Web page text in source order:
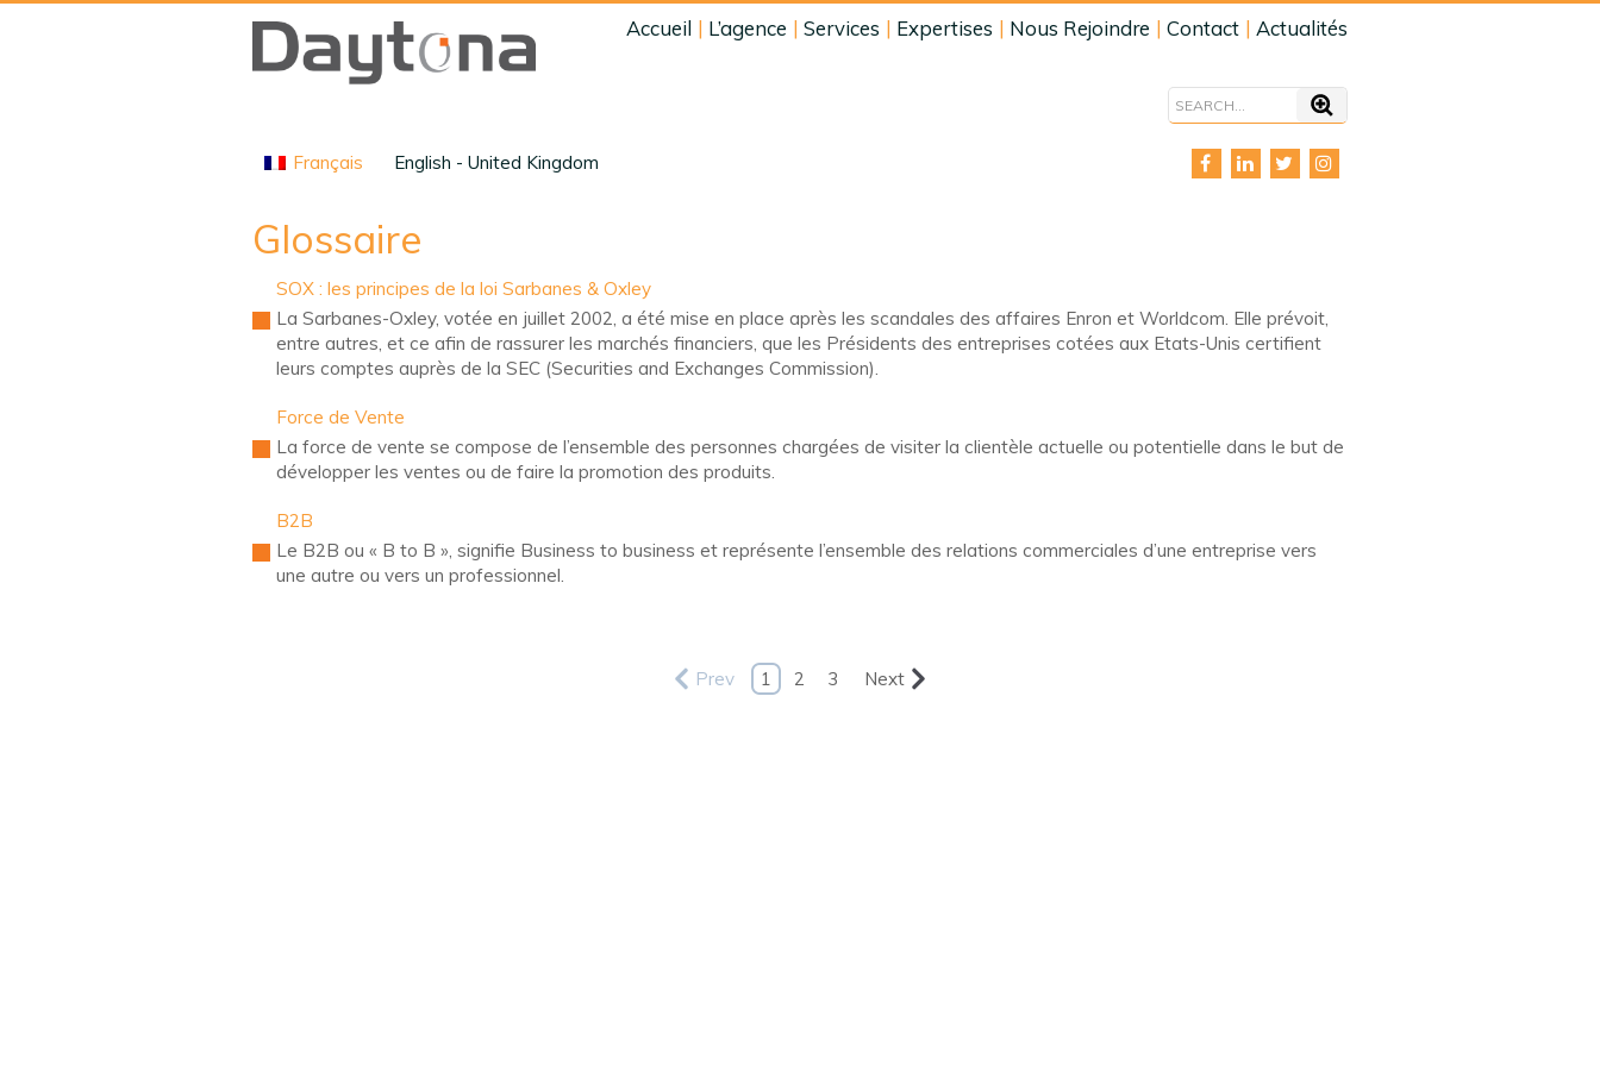
Accueil L’agence Services Expertises Nous Rejoindre Contact Actualités
Français English - United Kingdom
Glossaire
SOX : les principes de la loi Sarbanes & Oxley
La Sarbanes-Oxley, votée en juillet 2002, a été mise en place après les scandales des affaires Enron et Worldcom. Elle prévoit,
entre autres, et ce afin de rassurer les marchés financiers, que les Présidents des entreprises cotées aux Etats-Unis certifient
leurs comptes auprès de la SEC (Securities and Exchanges Commission).
Force de Vente
La force de vente se compose de l’ensemble des personnes chargées de visiter la clientèle actuelle ou potentielle dans le but de
développer les ventes ou de faire la promotion des produits.
B2B
Le B2B ou « B to B », signifie Business to business et représente l’ensemble des relations commerciales d’une entreprise vers
une autre ou vers un professionnel.
Prev 1 2 3 Next